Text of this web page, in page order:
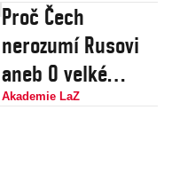
Proč Čech
nerozumí Rusovi
aneb O velké
(ne)podobnosti
Akademie LaZ